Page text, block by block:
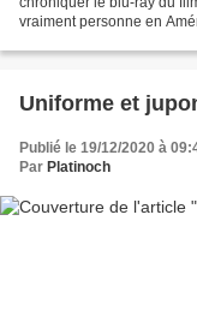
vraiment personne en
Uniforme et
Publié le 19/12/2020 à
Par Platinoch